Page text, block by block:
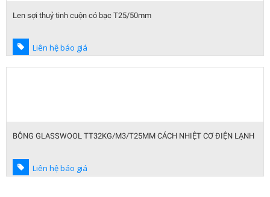
Len sợi thuỷ tinh cuộn có bạc T25/50mm
Liên hệ báo giá
BÔNG GLASSWOOL TT32KG/M3/T25MM CÁCH NHIỆT CƠ ĐIỆN LẠNH
Liên hệ báo giá